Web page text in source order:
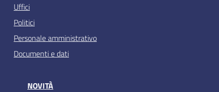
Uffici
Politici
Personale amministrativo
Documenti e dati
NOVITÀ